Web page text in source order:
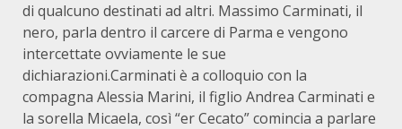
di qualcuno destinati ad altri. Massimo Carminati, il
nero, parla dentro il carcere di Parma e vengono
intercettate ovviamente le sue
dichiarazioni.Carminati è a colloquio con la
compagna Alessia Marini, il figlio Andrea Carminati e
la sorella Micaela, così “er Cecato” comincia a parlare